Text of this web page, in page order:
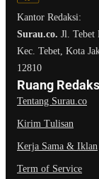
Kantor Redaksi:
Surau.co. Jl. Tebet
Kec. Tebet, Kota
12810
Ruang
Tentang Surau.co
Kirim Tulisan
Kerja Sama & Iklan
Term of Service